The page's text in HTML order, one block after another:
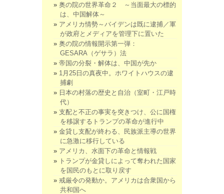
奥の院の世界革命２ ～当面最大の標的
は、中国解体～
アメリカ情勢～バイデンは既に逮捕／軍
が政府とメディアを管理下に置いた
奥の院の情報開示第一弾：
GESARA（ゲサラ）法
帝国の分裂・解体は、中国が先か
1月25日の真夜中。ホワイトハウスの逮
捕劇
日本の村落の歴史と自治（室町・江戸時
代）
支配と不正の事実を突きつけ、公に国権
を移譲するトランプの革命が進行中
金貸し支配が終わる、民族派主導の世界
に急激に移行している
アメリカ、水面下の革命と情報戦
トランプが金貸しによって奪われた国家
を国民のもとに取り戻す
戒厳令の発動か。アメリカは合衆国から
共和国へ